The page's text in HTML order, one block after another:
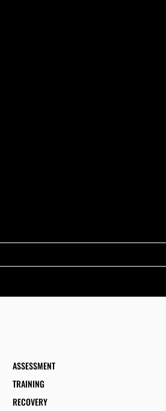
ASSESSMENT
TRAINING
RECOVERY